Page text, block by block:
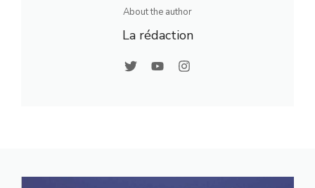
About the author
La rédaction